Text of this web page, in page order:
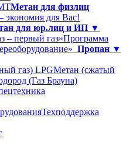
Метан для физлиц
экономия для Вас!
для юр.лиц и ИП ▼
– первый газ»Программа
Пропан ▼
газ) LPGМетан (сжатый
(Газ Брауна)
Техподдержка